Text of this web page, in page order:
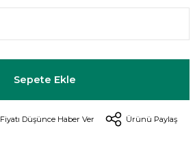
Sepete Ekle
Fiyatı Düşünce Haber Ver Ürünü Paylaş